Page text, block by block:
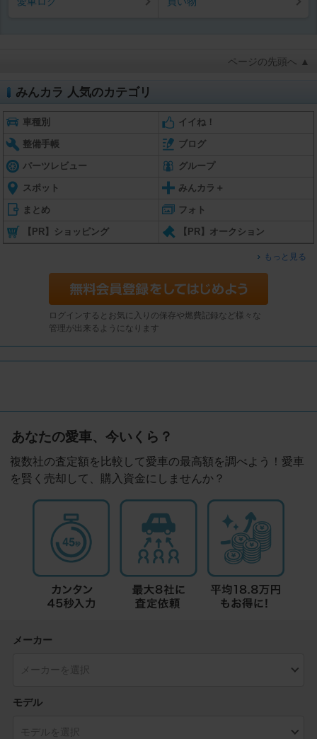
ページの先頭へ ▲
みんカラ 人気のカテゴリ
車種別 イイね！
整備手帳 ブログ
パーツレビュー グループ
スポット みんカラ＋
まとめ フォト
【PR】ショッピング 【PR】オークション
もっと見る
ログインするとお気に入りの保存や燃費記録など様々な
管理が出来るようになります
あなたの愛車、今いくら？
複数社の査定額を比較して愛車の最高額を調べよう！愛車
を賢く売却して、購入資金にしませんか？
メーカー
モデル